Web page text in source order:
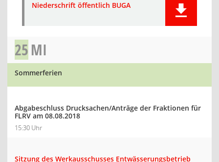
Niederschrift öffentlich BUGA
25MI
Sommerferien
Abgabeschluss Drucksachen/Anträge der Fraktionen für
FLRV am 08.08.2018
15:30 Uhr
Sitzung des Werkausschusses Entwässerungsbetrieb